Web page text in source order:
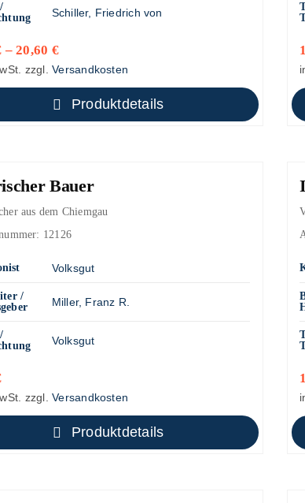
Schiller, Friedrich von
–20,60 €
zzgl.Versandkosten
Produktdetails
Bauer
aus dem Chiemgau
12126
Volksgut
/
Miller, Franz R.
Volksgut
zzgl.Versandkosten
Produktdetails